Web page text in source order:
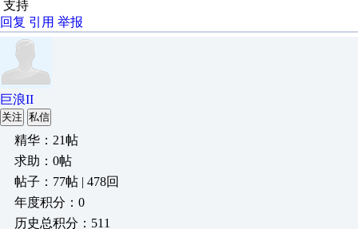
支持
回复 引用 举报
巨浪II
关注 私信
精华：21帖
求助：0帖
帖子：77帖 | 478回
年度积分：0
历史总积分：511